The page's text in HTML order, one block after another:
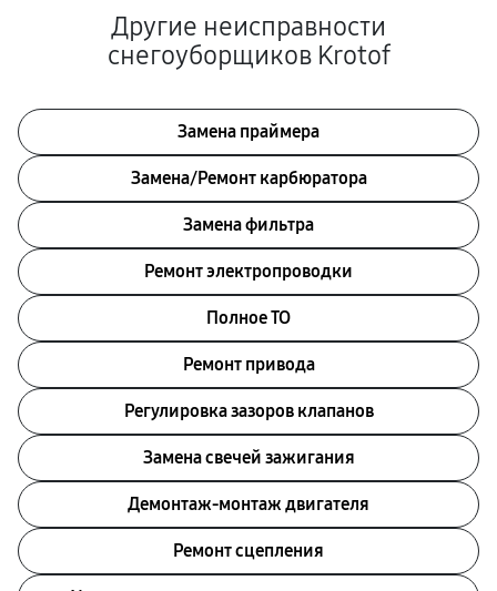
Другие неисправности
снегоуборщиков Krotof
Замена праймера
Замена/Pемонт карбюратора
Замена фильтра
Ремонт электропроводки
Полное ТО
Ремонт привода
Регулировка зазоров клапанов
Замена свечей зажигания
Демонтаж-монтаж двигателя
Ремонт сцепления